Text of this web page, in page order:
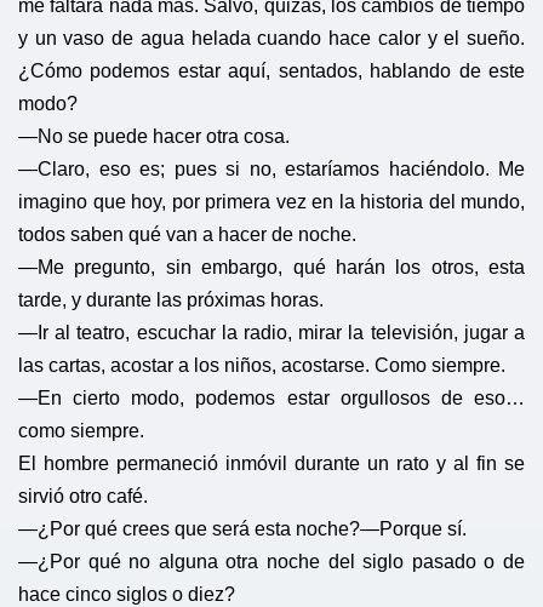
me faltará nada más. Salvo, quizás, los cambios de tiempo
y un vaso de agua helada cuando hace calor y el sueño.
¿Cómo podemos estar aquí, sentados, hablando de este
modo?
—No se puede hacer otra cosa.
—Claro, eso es; pues si no, estaríamos haciéndolo. Me
imagino que hoy, por primera vez en la historia del mundo,
todos saben qué van a hacer de noche.
—Me pregunto, sin embargo, qué harán los otros, esta
tarde, y durante las próximas horas.
—Ir al teatro, escuchar la radio, mirar la televisión, jugar a
las cartas, acostar a los niños, acostarse. Como siempre.
—En cierto modo, podemos estar orgullosos de eso…
como siempre.
El hombre permaneció inmóvil durante un rato y al fin se
sirvió otro café.
—¿Por qué crees que será esta noche?—Porque sí.
—¿Por qué no alguna otra noche del siglo pasado o de
hace cinco siglos o diez?